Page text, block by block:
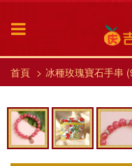
首頁 冰種玫瑰寶石手串